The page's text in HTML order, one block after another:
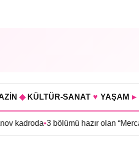
◆ KÜLTÜR-SANAT ♥ YAŞAM ▸
•3 bölümü hazır olan “Mercan